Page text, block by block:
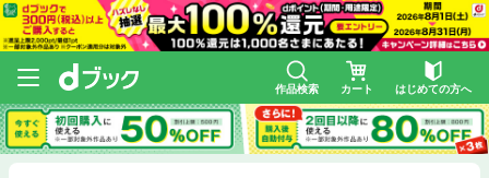
作品検索 カート はじめての方へ